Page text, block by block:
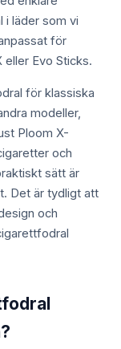
i läder som vi
för
eller Evo Sticks.
för klassiska
modeller,
Ploom X-
och
sätt är
Det är tydligt att
och